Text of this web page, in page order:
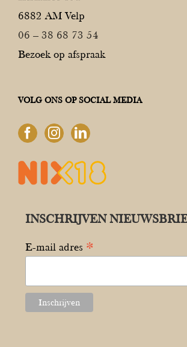
6882 AM Velp
06 – 38 68 73 54
Bezoek op afspraak
VOLG ONS OP SOCIAL MEDIA
INSCHRIJVEN
E-mail adres *